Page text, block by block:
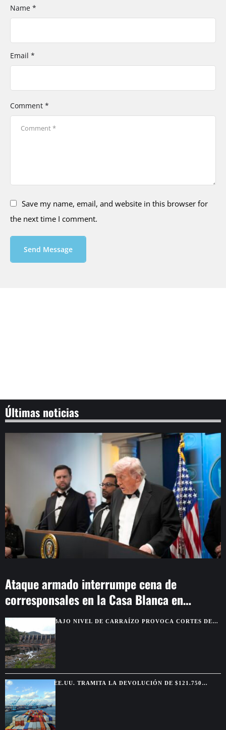
Comment *
Name *
Email *
Save my name, email, and website in this browser for
the next time I comment.
Send Message
Últimas noticias
Ataque armado interrumpe cena de
corresponsales en la Casa Blanca en
WashingtonBAJO NIVEL DE CARRAÍZO PROVOCA CORTES DE
EE.UU. TRAMITA LA DEVOLUCIÓN DE $121.750
MILLONES POR ARANCELES ANULADOS